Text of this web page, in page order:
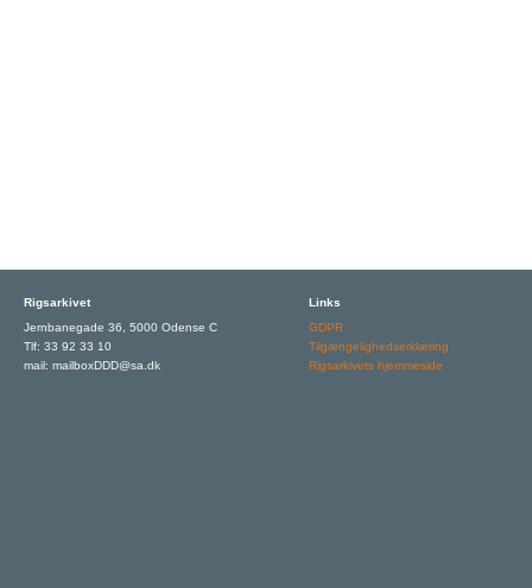
Rigsarkivet
Jernbanegade 36, 5000 Odense C
Tlf: 33 92 33 10
mail: mailboxDDD@sa.dk
Links
GDPR
Tilgængelighedserklæring
Rigsarkivets hjemmeside